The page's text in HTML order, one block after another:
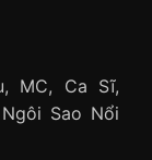
MC, Ca Sĩ,
Sao Nổi